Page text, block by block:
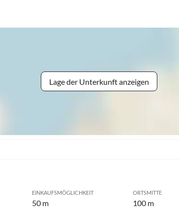
Lage der Unterkunft anzeigen
EINKAUFSMÖGLICHKEIT
50 m
ORTSMITTE
100 m